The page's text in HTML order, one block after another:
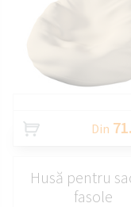
Din
Husă pentru
fasole